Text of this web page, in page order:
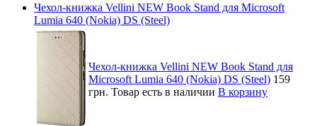
Чехол-книжка Vellini NEW Book Stand для Microsoft
Lumia 640 (Nokia) DS (Steel)
Чехол-книжка Vellini NEW Book Stand для
Microsoft Lumia 640 (Nokia) DS (Steel) 159
грн. Товар есть в наличии В корзину